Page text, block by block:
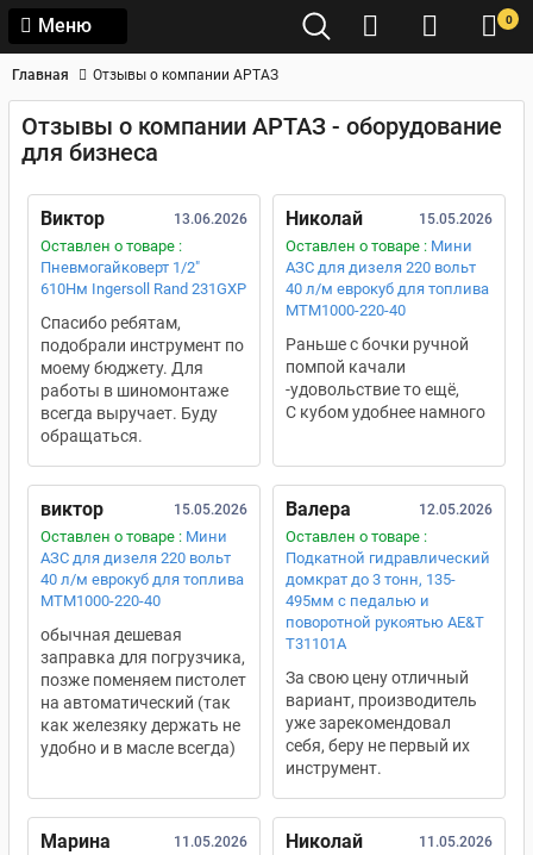
Меню 0
Главная Отзывы о компании АРТАЗ
Отзывы о компании АРТАЗ - оборудование
для бизнеса
Виктор 13.06.2026
Оставлен о товаре :
Пневмогайковерт 1/2"
610Нм Ingersoll Rand 231GXP
Спасибо ребятам,
подобрали инструмент по
моему бюджету. Для
работы в шиномонтаже
всегда выручает. Буду
обращаться.
Николай 15.05.2026
Оставлен о товаре : Мини
АЗС для дизеля 220 вольт
40 л/м еврокуб для топлива
MTM1000-220-40
Раньше с бочки ручной
помпой качали
-удовольствие то ещё,
С кубом удобнее намного
виктор 15.05.2026
Оставлен о товаре : Мини
АЗС для дизеля 220 вольт
40 л/м еврокуб для топлива
MTM1000-220-40
обычная дешевая
заправка для погрузчика,
позже поменяем пистолет
на автоматический (так
как железяку держать не
удобно и в масле всегда)
Валера 12.05.2026
Оставлен о товаре :
Подкатной гидравлический
домкрат до 3 тонн, 135-
495мм с педалью и
поворотной рукоятью AE&T
T31101A
За свою цену отличный
вариант, производитель
уже зарекомендовал
себя, беру не первый их
инструмент.
Марина 11.05.2026 Николай 11.05.2026